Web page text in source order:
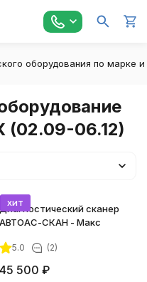
оборудования по марке
(02.09-06.12)
хит
Диагностический сканер
АВТОАС-СКАН - Макс
5.0 (2)
45 500 ₽